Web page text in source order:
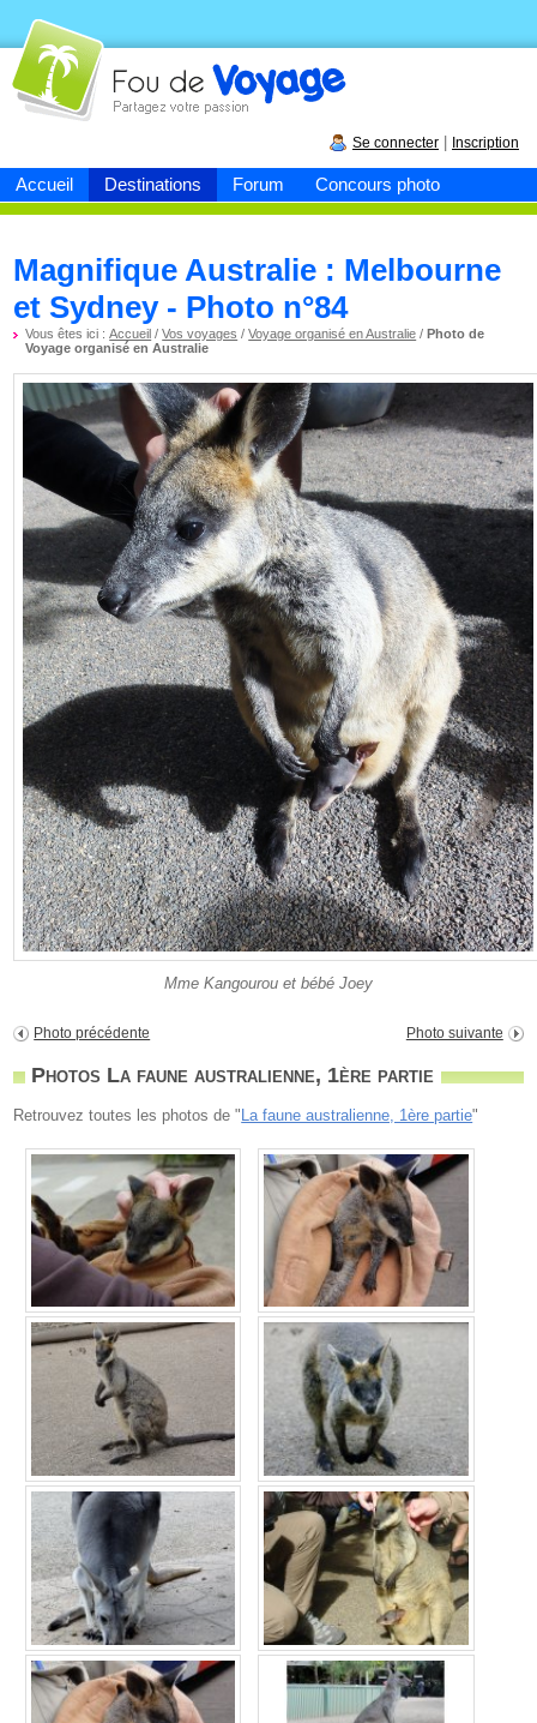
Accueil Destinations Forum Concours photo
Fou devoyage
Se connecter Inscription
Magnifique Australie : Melbourne
et Sydney - Photo n°84
Vous êtes ici :Accueil /Vos voyages /Voyage organisé en Australie /Photo de
Voyage organisé en Australie
Mme Kangourou et bébé Joey
Photo précédente Photo suivante
Photos La faune australienne, 1ère partie
Retrouvez toutes les photos de "La faune australienne, 1ère partie"